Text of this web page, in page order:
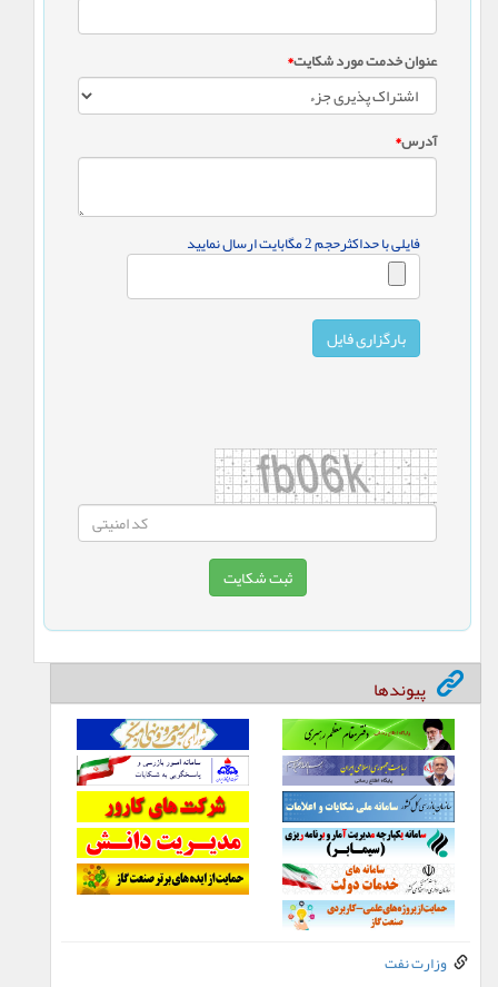
عنوان خدمت مورد شکایت*
آدرس*
فایلی با حداکثرحجم 2 مگابایت ارسال نمایید
پیوندها
وزارت نفت